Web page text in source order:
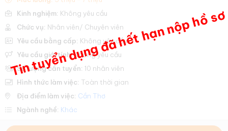
Kinh nghiệm: Không yêu cầu
Chức vụ: Nhân viên/ Chuyên viên
Yêu cầu bằng cấp: Không yêu cầu
Yêu cầu giới tính:Không yêu cầu
Số lượng cần tuyển: 10 nhân viên
Hình thức làm việc: Toàn thời gian
Địa điểm làm việc: Cần Thơ
Ngành nghề: Khác
Tin tuyển dụng đã hết hạn nộp hồ sơ